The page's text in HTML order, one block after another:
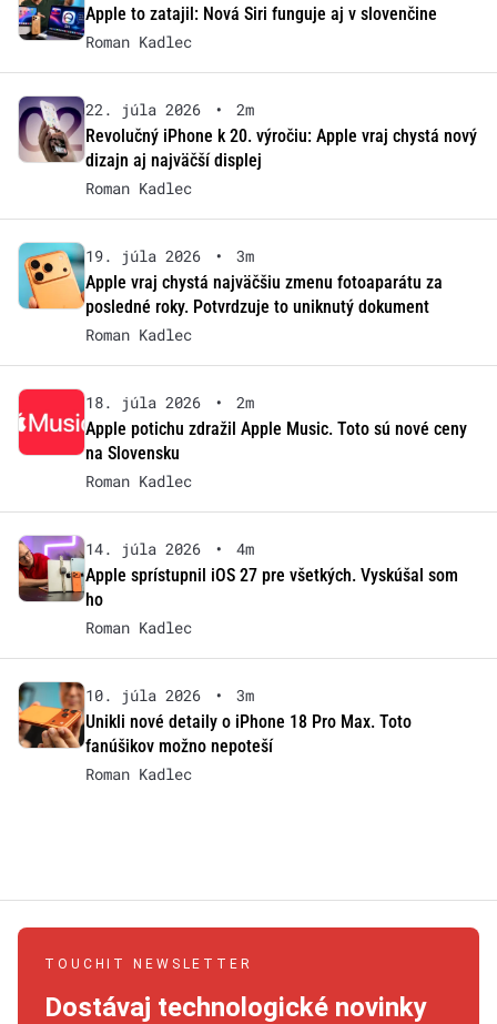
Apple to zatajil: Nová Siri funguje aj v slovenčine
Roman Kadlec
22. júla 2026 •
2m
Revolučný iPhone k 20. výročiu: Apple vraj chystá nový
dizajn aj najväčší displej
Roman Kadlec
19. júla 2026 •
3m
Apple vraj chystá najväčšiu zmenu fotoaparátu za
posledné roky. Potvrdzuje to uniknutý dokument
Roman Kadlec
18. júla 2026 •
2m
Apple potichu zdražil Apple Music. Toto sú nové ceny
na Slovensku
Roman Kadlec
14. júla 2026 •
4m
Apple sprístupnil iOS 27 pre všetkých. Vyskúšal som
ho
Roman Kadlec
10. júla 2026 •
3m
Unikli nové detaily o iPhone 18 Pro Max. Toto
fanúšikov možno nepoteší
Roman Kadlec
TOUCHIT NEWSLETTER
Dostávaj technologické novinky